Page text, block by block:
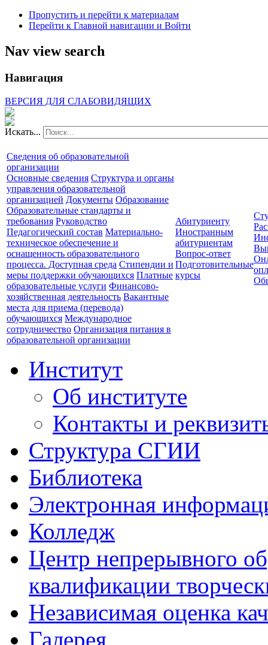
Пропустить и перейти к материалам
Перейти к Главной навигации и Войти
Nav view search
Навигация
ВЕРСИЯ ДЛЯ СЛАБОВИДЯЩИХ
Искать...
Сведения об образовательной
организации
Основные сведения Структура и органы
управления образовательной
организацией Документы Образование
Образовательные стандарты и
требования Руководство
Педагогический состав Материально-
техническое обеспечение и
оснащенность образовательного
процесса. Доступная среда Стипендии и
меры поддержки обучающихся Платные
образовательные услуги Финансово-
хозяйственная деятельность Вакантные
места для приема (перевода)
обучающихся Международное
сотрудничество Организация питания в
образовательной организации
Абитуриенту
Иностранным
абитуриентам
Вопрос-ответ
Подготовительные
курсы
Институт
Об институте
Контакты и
Структура СГИИ
Библиотека
Электронная
Колледж
Центр непрерывного
квалификации
Независимая оценка
Галерея